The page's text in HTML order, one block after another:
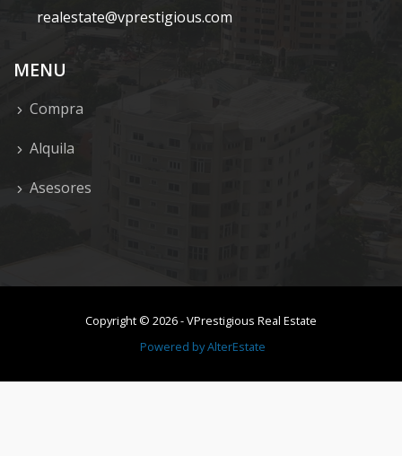
realestate@vprestigious.com
MENU
Compra
Alquila
Asesores
Copyright © 2026-VPrestigious Real Estate
Powered byAlterEstate